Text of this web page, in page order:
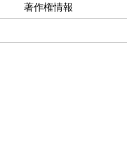
著作権情報